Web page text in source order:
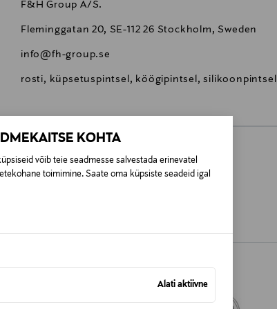
KOHTA
võib teie seadmesse salvestada erinevatel
toimimine. Saate oma küpsiste seadeid igal
Alati aktiivne
F&H Group A/S.
Fleminggatan 20, SE-112 26 Stockholm, Sweden
info@fh-group.se
rosti, küpsetuspintsel, köögipintsel, silikoonpintsel
0,00 €